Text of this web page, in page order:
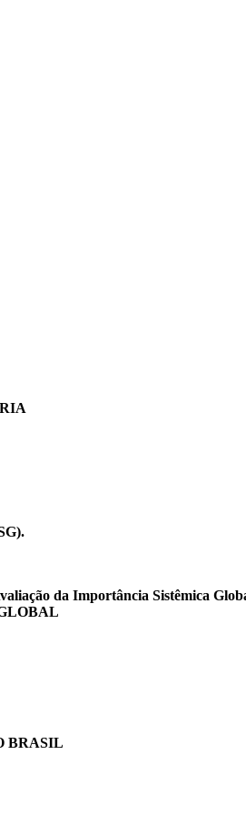
da Importância Sistêmica
BRASIL